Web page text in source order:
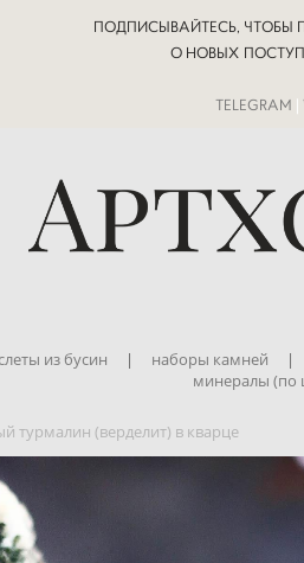
ПОДПИСЫВАЙТЕСЬ, ЧТОБЫ
О НОВЫХ
TELEGRAM |
из бусин | наборы камней |
минералы (по
турмалин (верделит) в кварце